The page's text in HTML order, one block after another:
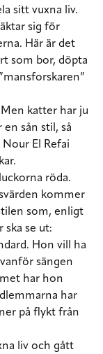
sitt vuxna liv.
sig för
Här är det
som bor, döpta
katter har ju
sån stil, så
El Refai
röda.
kommer
som, enligt
ska se ut:
Hon vill ha
sängen
har hon
har
på flykt från
liv och gått